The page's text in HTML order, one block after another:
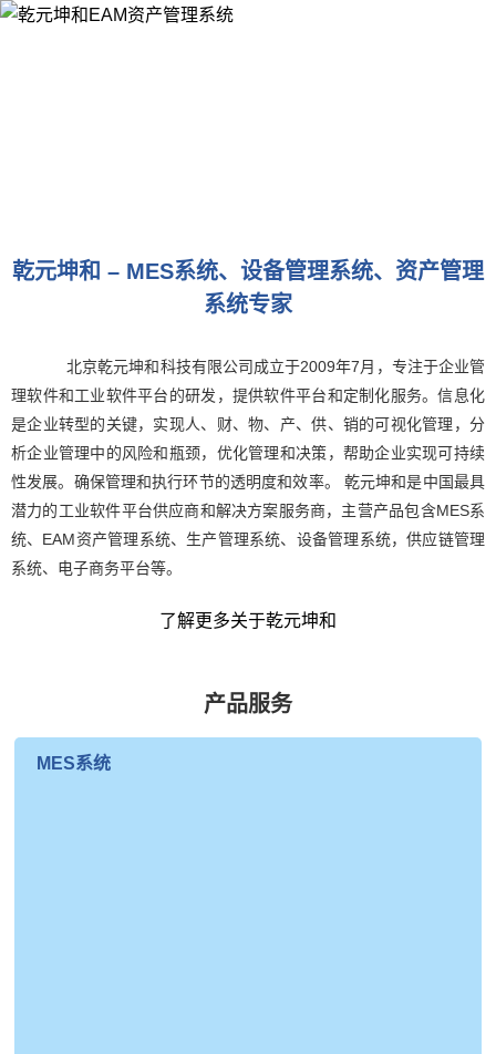
乾元坤和 – MES系统、设备管理系统、资产管理
系统专家
北京乾元坤和科技有限公司成立于2009年7月，专注于企业管
理软件和工业软件平台的研发，提供软件平台和定制化服务。信息化
是企业转型的关键，实现人、财、物、产、供、销的可视化管理，分
析企业管理中的风险和瓶颈，优化管理和决策，帮助企业实现可持续
性发展。确保管理和执行环节的透明度和效率。 乾元坤和是中国最具
潜力的工业软件平台供应商和解决方案服务商，主营产品包含MES系
统、EAM资产管理系统、生产管理系统、设备管理系统，供应链管理
系统、电子商务平台等。
了解更多关于乾元坤和
产品服务
MES系统